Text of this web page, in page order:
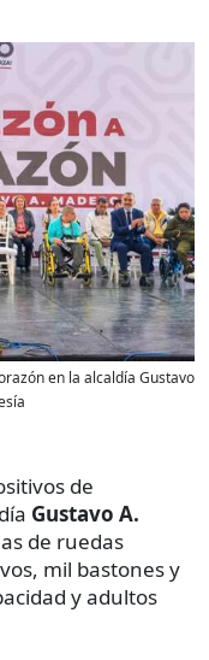
en la alcaldía Gustavo
de
Gustavo A.
de ruedas
mil bastones y
y adultos